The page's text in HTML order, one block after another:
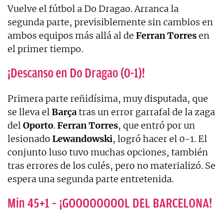
Vuelve el fútbol a Do Dragao. Arranca la
segunda parte, previsiblemente sin cambios en
ambos equipos más allá al de FerranTorresen
el primer tiempo.
¡Descanso en Do Dragao (0-1)!
Primera parte reñidísima, muy disputada, que
se lleva elBarçatras un error garrafal de la zaga
delOporto.FerranTorres, que entró por un
lesionado Lewandowski, logró hacer el 0-1. El
conjunto luso tuvo muchas opciones, también
tras errores de los culés, pero no materializó. Se
espera una segunda parte entretenida.
Min 45+1 – ¡GOOOOOOOOL DEL BARCELONA!